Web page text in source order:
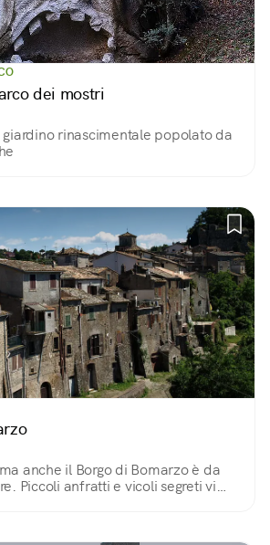
dei mostri
giardino rinascimentale popolato da
anche il Borgo di Bomarzo è da
Piccoli anfratti e vicoli segreti vi